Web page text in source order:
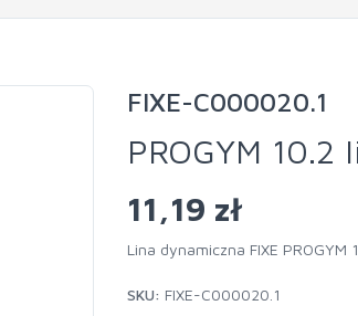
FIXE-C000020.1
PROGYM 10.2
11,19 zł
Lina dynamiczna FIXE
SKU: FIXE-C000020.1